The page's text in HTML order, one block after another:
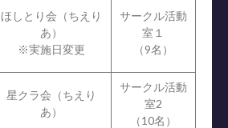
ほしとり会（ちえり
あ）
※実施日変更
サークル活動
室１
（9名）
星クラ会（ちえり
あ）
サークル活動
室2
（10名）